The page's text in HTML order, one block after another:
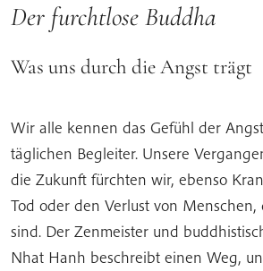
Der furchtlose Buddha
Was uns durch die Angst trägt
Wir alle kennen das Gefühl der
täglichen Begleiter. Unsere
die Zukunft fürchten wir, ebenso
Tod oder den Verlust von
sind. Der Zenmeister und
Nhat Hanh beschreibt einen Weg,